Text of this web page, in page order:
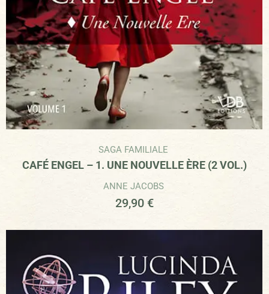
SAGA FAMILIALE
CAFÉ ENGEL – 1. UNE NOUVELLE ÈRE (2 VOL.)
ANNE JACOBS
29,90 €